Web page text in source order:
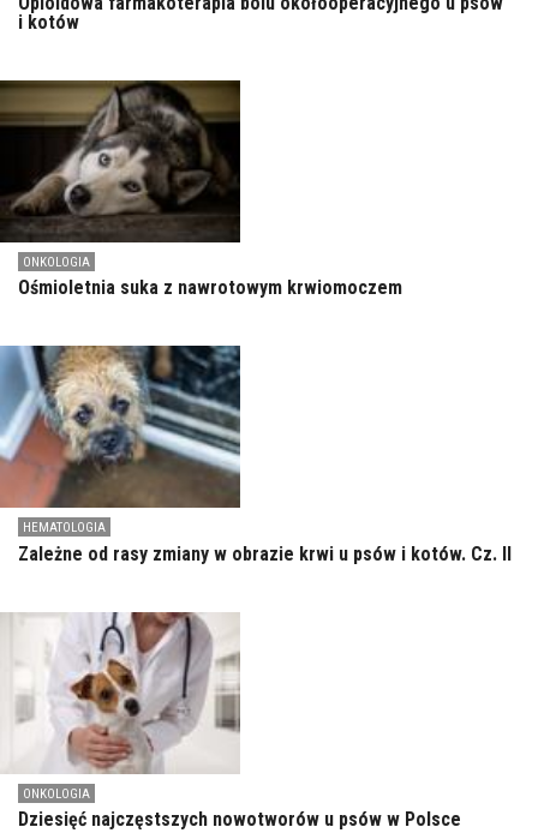
i kotów
ONKOLOGIA
Ośmioletnia suka z nawrotowym krwiomoczem
HEMATOLOGIA
Zależne od rasy zmiany w obrazie krwi u psów i kotów. Cz. II
ONKOLOGIA
Dziesięć najczęstszych nowotworów u psów w Polsce